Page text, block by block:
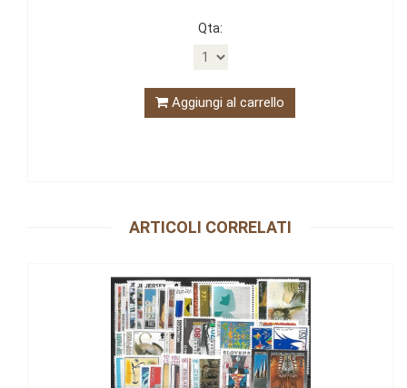
Qta:
Aggiungi al carrello
ARTICOLI CORRELATI